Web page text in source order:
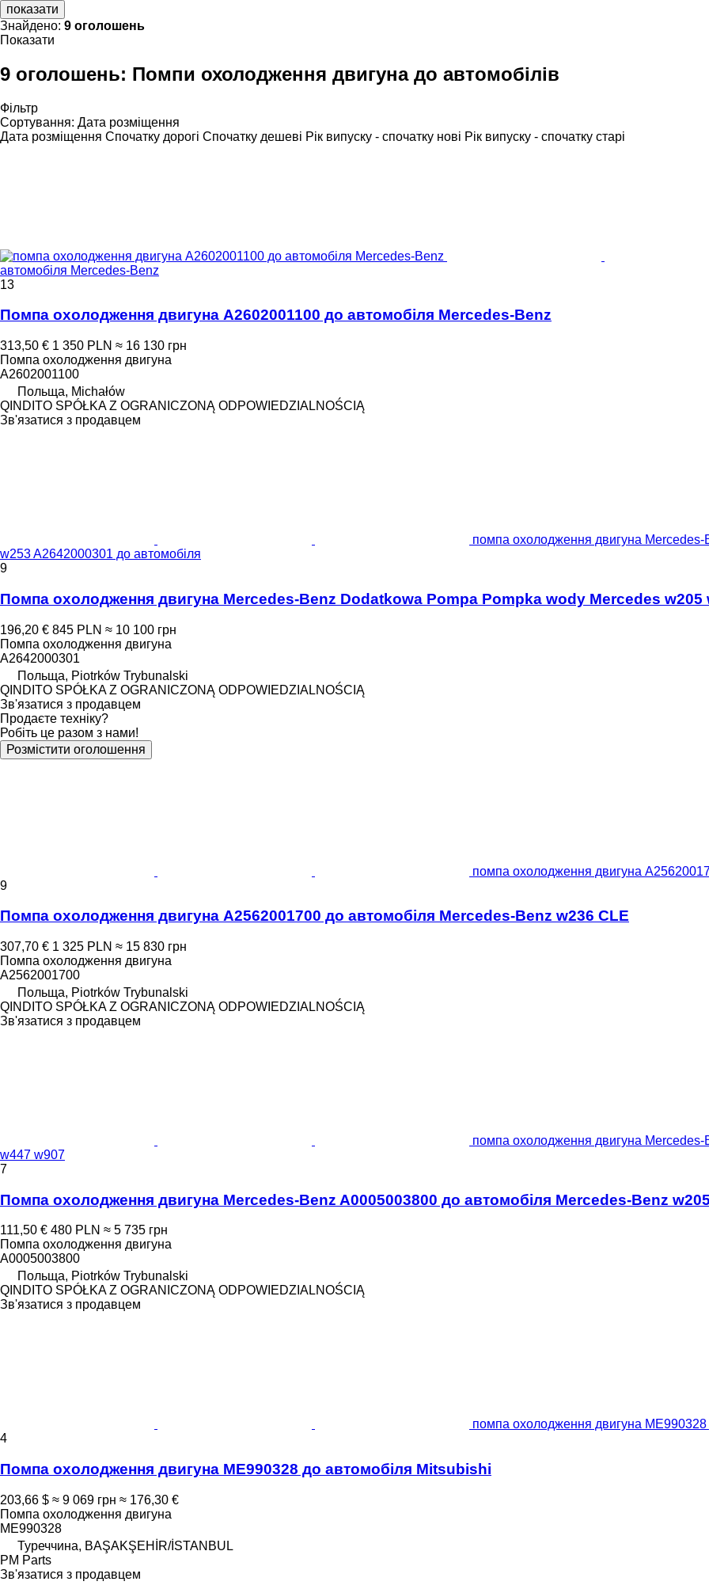
показати
Знайдено: 9 оголошень
Показати
9 оголошень: Помпи охолодження двигуна до автомобілів
Фільтр
Сортування: Дата розміщення
Дата розміщення Спочатку дорогі Спочатку дешеві Рік випуску - спочатку нові Рік випуску - спочатку старі
автомобіля Mercedes-Benz
13
Помпа охолодження двигуна A2602001100 до автомобіля Mercedes-Benz
313,50 € 1 350 PLN ≈ 16 130 грн
Помпа охолодження двигуна
A2602001100
Польща, Michałów
QINDITO SPÓŁKA Z OGRANICZONĄ ODPOWIEDZIALNOŚCIĄ
Зв'язатися з продавцем
помпа охолодження двигуна
w253 A2642000301 до автомобіля
9
Помпа охолодження двигуна Mercedes-Benz Dodatkowa Pompa Pompka wody Mercedes w205
196,20 € 845 PLN ≈ 10 100 грн
Помпа охолодження двигуна
A2642000301
Польща, Piotrków Trybunalski
QINDITO SPÓŁKA Z OGRANICZONĄ ODPOWIEDZIALNOŚCIĄ
Зв'язатися з продавцем
Продаєте техніку?
Робіть це разом з нами!
Розмістити оголошення
помпа охолодження двигуна
9
Помпа охолодження двигуна A2562001700 до автомобіля Mercedes-Benz w236 CLE
307,70 € 1 325 PLN ≈ 15 830 грн
Помпа охолодження двигуна
A2562001700
Польща, Piotrków Trybunalski
QINDITO SPÓŁKA Z OGRANICZONĄ ODPOWIEDZIALNOŚCIĄ
Зв'язатися з продавцем
помпа охолодження двигуна
w447 w907
7
Помпа охолодження двигуна Mercedes-Benz A0005003800 до автомобіля Mercedes-Benz
111,50 € 480 PLN ≈ 5 735 грн
Помпа охолодження двигуна
A0005003800
Польща, Piotrków Trybunalski
QINDITO SPÓŁKA Z OGRANICZONĄ ODPOWIEDZIALNOŚCIĄ
Зв'язатися з продавцем
помпа охолодження двигуна
4
Помпа охолодження двигуна ME990328 до автомобіля Mitsubishi
203,66 $ ≈ 9 069 грн ≈ 176,30 €
Помпа охолодження двигуна
ME990328
Туреччина, BAŞAKŞEHİR/İSTANBUL
PM Parts
Зв'язатися з продавцем